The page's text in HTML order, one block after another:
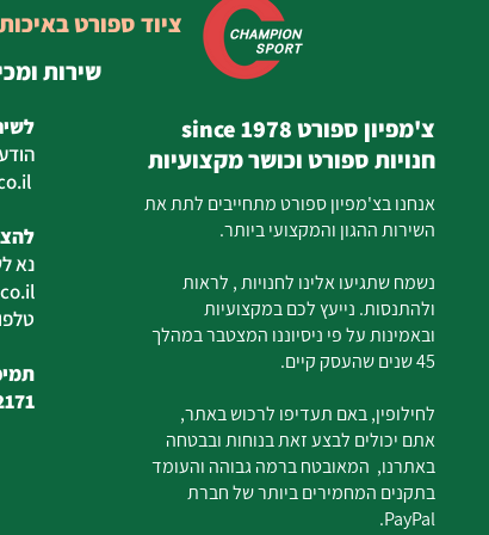
ilan
נא
טלפון: 04-
צ'מפיון ספורט since 1978
חנויות ספורט וכושר מקצועיות
אנחנו בצ'מפיון ספורט מתחייבים לתת את
השירות ההגון והמקצועי ביותר.
נשמח שתגיעו אלינו לחנויות , לראות
ולהתנסות. נייעץ לכם במקצועיות
ובאמינות על פי ניסיוננו המצטבר במהלך
45 שנים שהעסק קיים.
לחילופין, באם תעדיפו לרכוש באתר,
אתם יכולים לבצע זאת בנוחות ובבטחה
באתרנו, המאובטח ברמה גבוהה והעומד
בתקנים המחמירים ביותר של חברת
PayPal.
שירות
ציוד ספורט